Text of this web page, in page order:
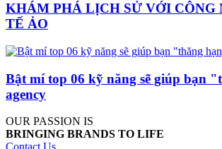
KHÁM PHÁ LỊCH SỬ VỚI CÔNG
TẾ ẢO
Bật mí top 06 kỹ năng sẽ giúp bạn
agency
OUR PASSION IS
BRINGING BRANDS TO LIFE